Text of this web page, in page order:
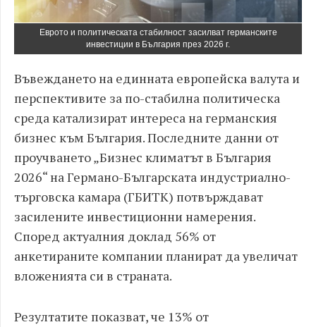
Еврото и политическата стабилност засилват германските
инвестиции в България през 2026 г.
Въвеждането на единната европейска валута и
перспективите за по-стабилна политическа
среда катализират интереса на германския
бизнес към България. Последните данни от
проучването „Бизнес климатът в България
2026“ на Германо-Българската индустриално-
търговска камара (ГБИТК) потвърждават
засилените инвестиционни намерения.
Според актуалния доклад 56% от
анкетираните компании планират да увеличат
вложенията си в страната.
Резултатите показват, че 13% от